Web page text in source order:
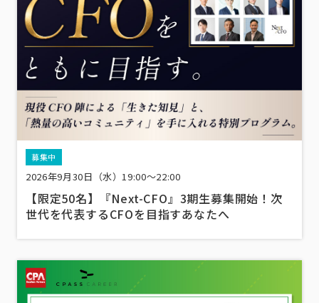
募集中
2026年9月30日（水）19:00～22:00
【限定50名】『Next-CFO』3期生募集開始！次
世代を代表するCFOを目指すあなたへ